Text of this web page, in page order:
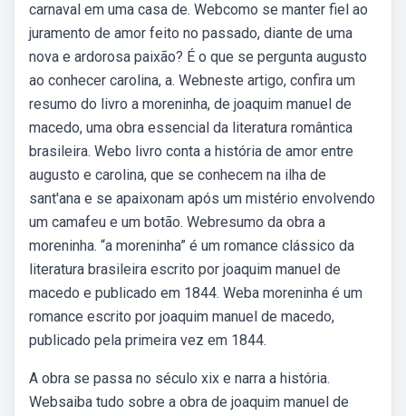
carnaval em uma casa de. Webcomo se manter fiel ao
juramento de amor feito no passado, diante de uma
nova e ardorosa paixão? É o que se pergunta augusto
ao conhecer carolina, a. Webneste artigo, confira um
resumo do livro a moreninha, de joaquim manuel de
macedo, uma obra essencial da literatura romântica
brasileira. Webo livro conta a história de amor entre
augusto e carolina, que se conhecem na ilha de
sant'ana e se apaixonam após um mistério envolvendo
um camafeu e um botão. Webresumo da obra a
moreninha. “a moreninha” é um romance clássico da
literatura brasileira escrito por joaquim manuel de
macedo e publicado em 1844. Weba moreninha é um
romance escrito por joaquim manuel de macedo,
publicado pela primeira vez em 1844.
A obra se passa no século xix e narra a história.
Websaiba tudo sobre a obra de joaquim manuel de